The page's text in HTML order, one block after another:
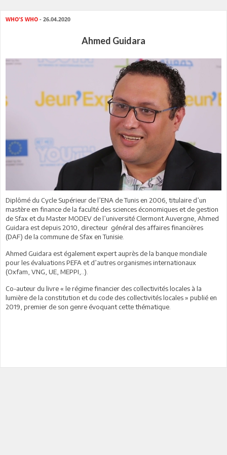
WHO'S WHO - 26.04.2020
Ahmed Guidara
Diplômé du Cycle Supérieur de l’ENA de Tunis en 2006, titulaire d’un
mastère en finance de la faculté des sciences économiques et de gestion
de Sfax et du Master MODEV de l’université Clermont Auvergne, Ahmed
Guidara est depuis 2010, directeur général des affaires financières
(DAF) de la commune de Sfax en Tunisie.
Ahmed Guidara est également expert auprès de la banque mondiale
pour les évaluations PEFA et d’autres organismes internationaux
(Oxfam, VNG, UE, MEPPI,..).
Co-auteur du livre « le régime financier des collectivités locales à la
lumière de la constitution et du code des collectivités locales » publié en
2019, premier de son genre évoquant cette thématique.